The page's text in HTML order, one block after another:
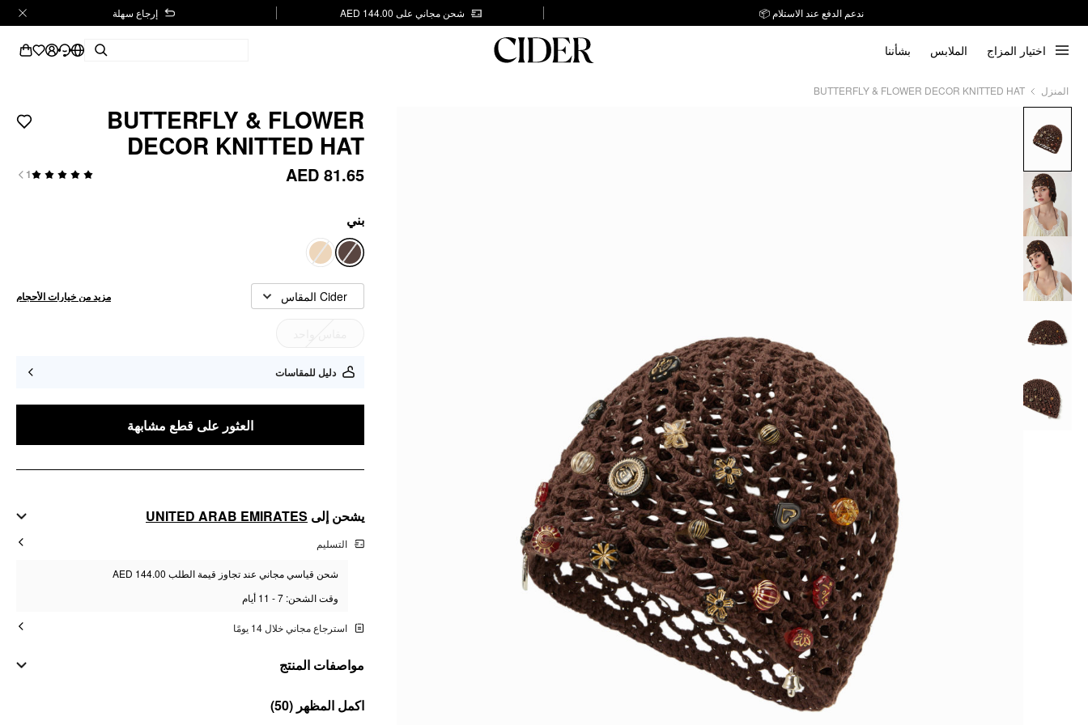
ندعم الدفع عند الاستلام 📦 شحن مجاني على AED 144.00 إرجاع سهلة
اختيار المزاج الملابس بشأننا
المنزل BUTTERFLY & FLOWER DECOR KNITTED HAT
BUTTERFLY & FLOWER
DECOR KNITTED HAT
AED 81.65
1
بني
Cider المقاس مزيد من خيارات الأحجام
دليل للمقاسات
العثور على قطع مشابهة
يشحن إلى UNITED ARAB EMIRATES
التسليم
شحن قياسي مجاني عند تجاوز قيمة الطلب AED 144.00
وقت الشحن: 7 - 11 أيام
استرجاع مجاني خلال 14 يومًا
مواصفات المنتج
مواد
اكمل المظهر (50)